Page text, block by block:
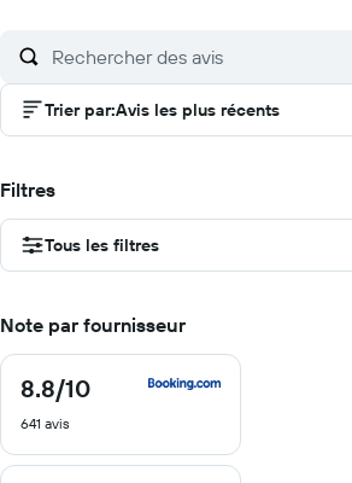
Trier par:Avis les plus récents
Filtres
Tous les filtres
Note par fournisseur
8.8/10
8.8
10
641 avis